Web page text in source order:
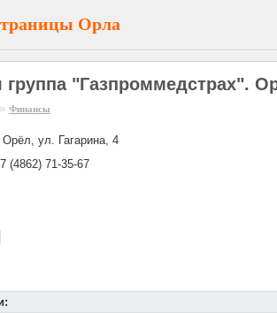
Орла
группа "Газпроммедстрах".
» Финансы
Орёл, ул. Гагарина, 4
(4862) 71-35-67